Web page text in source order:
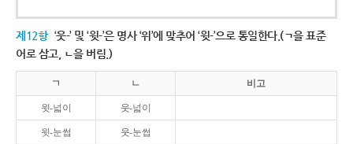
제12항 ‘웃-’ 및 ‘윗-’은 명사 ‘위’에 맞추어 ‘윗-’으로 통일한다.(ㄱ을 표준
어로 삼고, ㄴ을 버림.)
ㄱ ㄴ 비고
윗-넓이 웃-넓이
윗-눈썹 웃-눈썹